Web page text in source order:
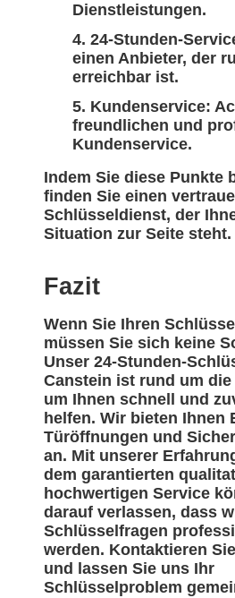
Dienstleistungen.
24-Stunden-
einen Anbieter, der
erreichbar ist.
Kundenservice:
freundlichen und
Kundenservice.
Indem Sie diese Punkte
finden Sie einen
Schlüsseldienst, der
Situation zur Seite steht.
Fazit
Wenn Sie Ihren
müssen Sie sich keine
Unser 24-Stunden-
Canstein ist rund um die
um Ihnen schnell und
helfen. Wir bieten Ihnen
Türöffnungen und
an. Mit unserer
dem garantierten
hochwertigen Service
darauf verlassen, dass
Schlüsselfragen
werden. Kontaktieren
und lassen Sie uns Ihr
Schlüsselproblem